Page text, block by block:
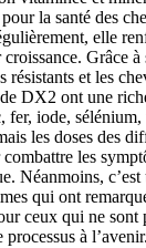
la santé des
elle
Grâce
résistants et les
DX2 ont une
fer, iode,
les doses des
combattre les
Néanmoins,
qui ont
ceux qui ne sont
à l’avenir.